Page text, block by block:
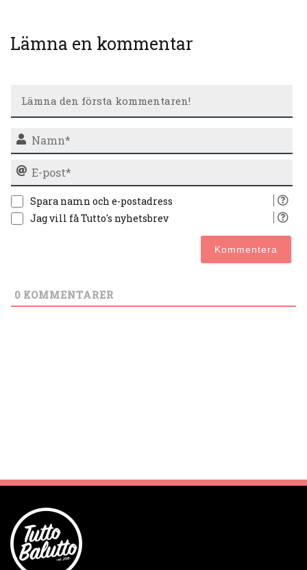
Lämna en kommentar
Spara namn och e-postadress
Jag vill få Tutto's nyhetsbrev
0 KOMMENTARER